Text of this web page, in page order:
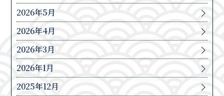
2026年5月
2026年4月
2026年3月
2026年1月
2025年12月